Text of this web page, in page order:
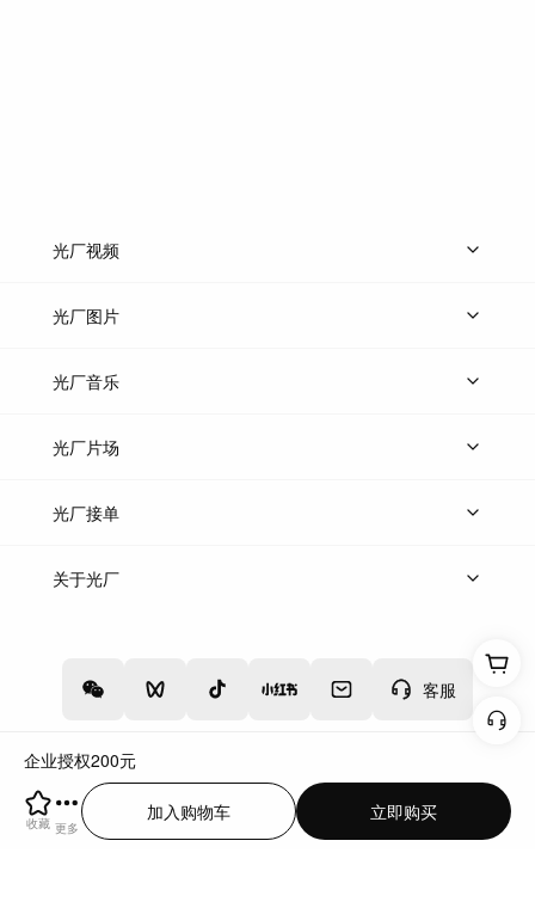
企业授权200元
收藏 更多
立即购买
加入购物车
客服
光厂视频
上传视频
光厂图片
上传图片
光厂音乐
热门音乐
光厂片场
上传案例
光厂接单
上架服务
关于光厂
增值电信业务经营许可证：川B2-20160192
川公网安备51019002000262
违法和不良信息举报中心